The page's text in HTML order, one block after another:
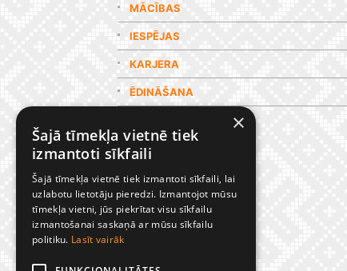
MĀCĪBAS
IESPĒJAS
KARJERA
ĒDINĀŠANA
×
Šajā tīmekļa vietnē tiek
izmantoti sīkfaili
Šajā tīmekļa vietnē tiek izmantoti sīkfaili, lai
uzlabotu lietotāju pieredzi. Izmantojot mūsu
tīmekļa vietni, jūs piekrītat visu sīkfailu
izmantošanai saskaņā ar mūsu sīkfailu
politiku. Lasīt vairāk